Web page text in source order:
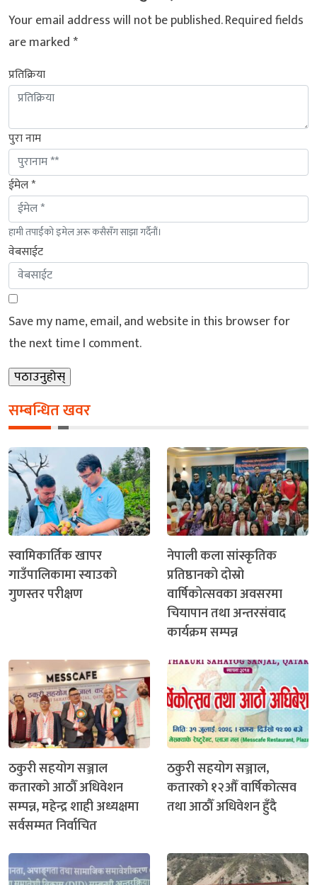
Your email address will not be published.Required fields
are marked*
प्रतिक्रिया
पुरा नाम
ईमेल *
हामी तपाईंको इमेल अरू कसैसँग साझा गर्दैनौं।
वेबसाईट
Save my name, email, and website in this browser for
the next time I comment.
सम्बन्धित खवर
स्वामिकार्तिक खापर
गाउँपालिकामा स्याउको
गुणस्तर परीक्षण
नेपाली कला सांस्कृतिक
प्रतिष्ठानको दोस्रो
वार्षिकोत्सवका अवसरमा
चियापान तथा अन्तरसंवाद
कार्यक्रम सम्पन्न
ठकुरी सहयोग सञ्जाल
कतारको आठौँ अधिवेशन
सम्पन्न, महेन्द्र शाही अध्यक्षमा
सर्वसम्मत निर्वाचित
ठकुरी सहयोग सञ्जाल,
कतारको १२औँ वार्षिकोत्सव
तथा आठौँ अधिवेशन हुँदै